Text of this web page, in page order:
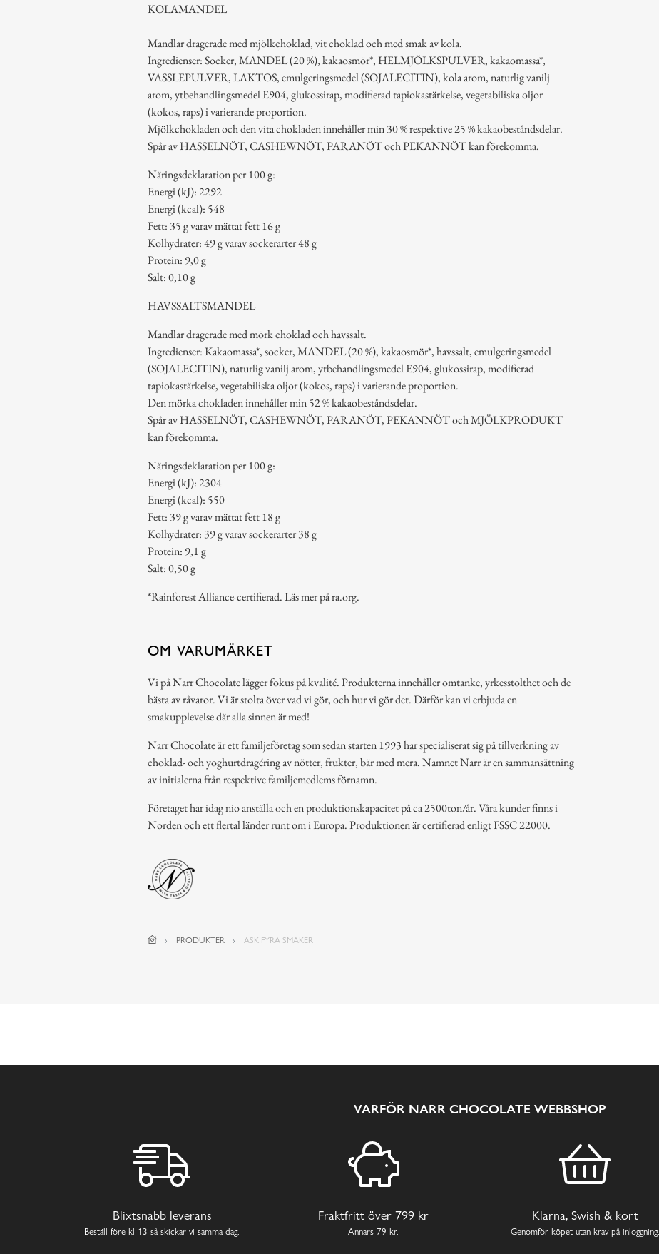
KOLAMANDEL
Mandlar dragerade med mjölkchoklad, vit choklad och med smak av kola.
Ingredienser: Socker, MANDEL (20 %), kakaosmör*, HELMJÖLKSPULVER, kakaomassa*,
VASSLEPULVER, LAKTOS, emulgeringsmedel (SOJALECITIN), kola arom, naturlig vanilj
arom, ytbehandlingsmedel E904, glukossirap, modifierad tapiokastärkelse, vegetabiliska oljor
(kokos, raps) i varierande proportion.
Mjölkchokladen och den vita chokladen innehåller min 30 % respektive 25 % kakaobeståndsdelar.
Spår av HASSELNÖT, CASHEWNÖT, PARANÖT och PEKANNÖT kan förekomma.
Näringsdeklaration per 100 g:
Energi (kJ): 2292
Energi (kcal): 548
Fett: 35 g varav mättat fett 16 g
Kolhydrater: 49 g varav sockerarter 48 g
Protein: 9,0 g
Salt: 0,10 g
HAVSSALTSMANDEL
Mandlar dragerade med mörk choklad och havssalt.
Ingredienser: Kakaomassa*, socker, MANDEL (20 %), kakaosmör*, havssalt, emulgeringsmedel
(SOJALECITIN), naturlig vanilj arom, ytbehandlingsmedel E904, glukossirap, modifierad
tapiokastärkelse, vegetabiliska oljor (kokos, raps) i varierande proportion.
Den mörka chokladen innehåller min 52 % kakaobeståndsdelar.
Spår av HASSELNÖT, CASHEWNÖT, PARANÖT, PEKANNÖT och MJÖLKPRODUKT
kan förekomma.
Näringsdeklaration per 100 g:
Energi (kJ): 2304
Energi (kcal): 550
Fett: 39 g varav mättat fett 18 g
Kolhydrater: 39 g varav sockerarter 38 g
Protein: 9,1 g
Salt: 0,50 g
*Rainforest Alliance-certifierad. Läs mer på ra.org.
OM VARUMÄRKET
Vi på Narr Chocolate lägger fokus på kvalité. Produkterna innehåller omtanke, yrkesstolthet och de
bästa av råvaror. Vi är stolta över vad vi gör, och hur vi gör det. Därför kan vi erbjuda en
smakupplevelse där alla sinnen är med!
Narr Chocolate är ett familjeföretag som sedan starten 1993 har specialiserat sig på tillverkning av
choklad- och yoghurtdragéring av nötter, frukter, bär med mera. Namnet Narr är en sammansättning
av initialerna från respektive familjemedlems förnamn.
Företaget har idag nio anställa och en produktionskapacitet på ca 2500ton/år. Våra kunder finns i
Norden och ett flertal länder runt om i Europa. Produktionen är certifierad enligt FSSC 22000.
PRODUKTER ASK FYRA SMAKER
VARFÖR NARR CHOCOLATE WEBBSHOP
Blixtsnabb leverans
Beställ före kl 13 så skickar vi samma dag.
Fraktfritt över 799 kr
Annars 79 kr.
Klarna, Swish & kort
Genomför köpet utan krav på inloggning.